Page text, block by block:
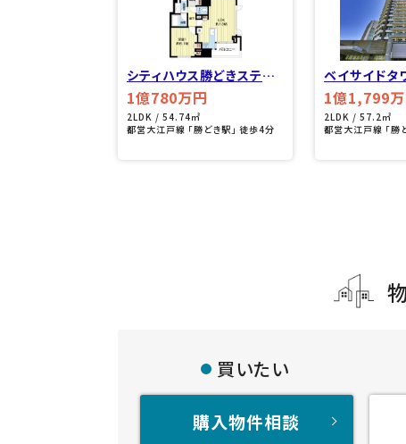
シティハウス勝どきステー
ションコート（0506）
1億780万円
2LDK / 54.74㎡
都営大江戸線 「勝どき駅」 徒歩4分
ベイサイドタ
02）
1億1,799
2LDK / 57.2㎡
都営大江戸線 「勝
買いたい
購入物件相談